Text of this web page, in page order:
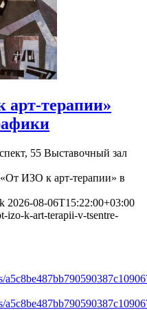
терапии»
55 Выставочный зал
ИЗО к арт-терапии» в
2026-08-06T15:22:00+03:00
izo-k-art-terapii-v-tsentre-